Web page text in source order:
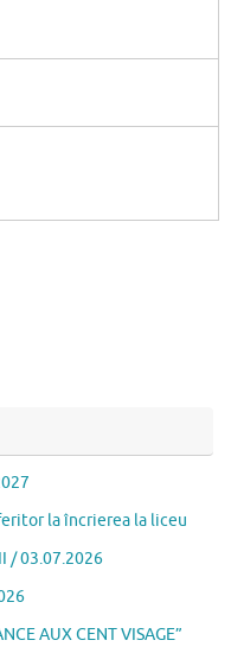
la încrierea la liceu
/ 03.07.2026
AUX CENT VISAGE”